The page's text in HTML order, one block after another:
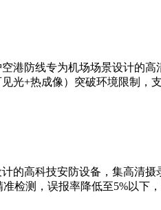
防线专为机场场景设计的高
光+热成像）突破环境限制，
的高科技安防设备，集高清
检测，误报率降低至5%以下